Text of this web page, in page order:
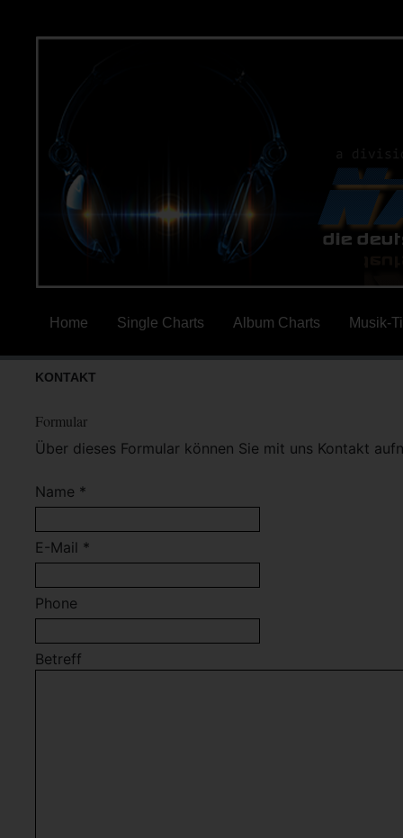
Home Single Charts Album Charts Musik-
KONTAKT
Formular
Über dieses Formular können Sie mit uns Kontakt
Name *
E-Mail *
Phone
Betreff